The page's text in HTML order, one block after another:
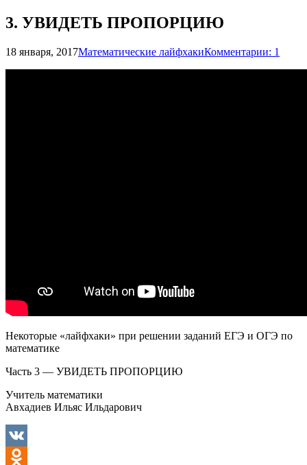
3. УВИДЕТЬ ПРОПОРЦИЮ
18 января, 2017Математические лайфхакиКомментарии: 1
Некоторые «лайфхаки» при решении заданий ЕГЭ и ОГЭ по
математике
Часть 3 — УВИДЕТЬ ПРОПОРЦИЮ
Учитель математики
Авхадиев Ильяс Ильдарович
VK